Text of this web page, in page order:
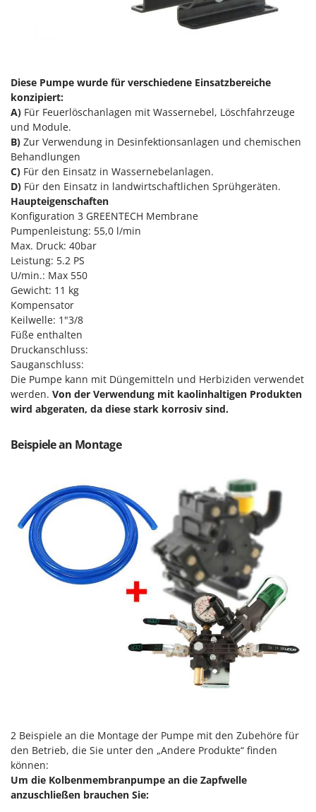
Rührtöpfe mit Elektrischem Rührwerk
S
Sämaschinen und Düngerstreuer
Scheibenpflüge
Schneefräsen
Schneeräumer
Schrotmühlen - elektrisch
Schwader für Traktoren
Schweißgeräte
Seilwinden - Motorseilwinden
Sichelmähwerke für Traktoren
Sichelmulcher für Traktoren
Sortierer für Oliven
Sprühgeräte für Pflanzenbehandlung
Stäubegeräte für Traktor
Staubsauger - Elektrobesen
T
Teppichreiniger und Teppichbodenreiniger
Tomatenpressen
Traktor-Heckenscheren mit Ausleger
U
Umfüllpumpen
Umkehrfräsen
Vakuumiergeräte
Vogelscheuchen - Vogelabwehr
Wein- und Ölschichtenfilter
Weitere Produkte
Wiesenwalzen für Traktor
Wippsägen
GVS
GYS
H
Hailo
Helvi
Henx
HiKOKI
Honda
I
Idromatic
Il-Tec
Imperia
Infaco
Intec
Intex
Iseki
Italyco
KAAZ
Karcher
Kasco
Kemper
Landxcape
LAR Casalinghi
Lavor
Diese Pumpe wurde für verschiedene Einsatzbereiche
konzipiert:
A) Für Feuerlöschanlagen mit Wassernebel, Löschfahrzeuge
und Module.
B) Zur Verwendung in Desinfektionsanlagen und chemischen
Behandlungen
C) Für den Einsatz in Wassernebelanlagen.
D) Für den Einsatz in landwirtschaftlichen Sprühgeräten.
Haupteigenschaften
Konfiguration 3 GREENTECH Membrane
Pumpenleistung: 55,0 l/min
Max. Druck: 40bar
Leistung: 5.2 PS
U/min.: Max 550
Gewicht: 11 kg
Kompensator
Keilwelle: 1"3/8
Füße enthalten
Druckanschluss:
Sauganschluss:
Die Pumpe kann mit Düngemitteln und Herbiziden verwendet
werden. Von der Verwendung mit kaolinhaltigen Produkten
wird abgeraten, da diese stark korrosiv sind.
Beispiele an Montage
2 Beispiele an die Montage der Pumpe mit den Zubehöre für
den Betrieb, die Sie unter den „Andere Produkte“ finden
können:
Um die Kolbenmembranpumpe an die Zapfwelle
anzuschließen brauchen Sie: